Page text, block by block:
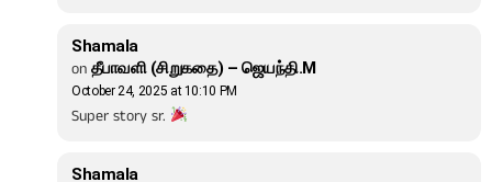
Shamala
on தீபாவளி (சிறுகதை) – ஜெயந்தி.M
October 24, 2025 at 10:10 PM
Super story sr.
Shamala